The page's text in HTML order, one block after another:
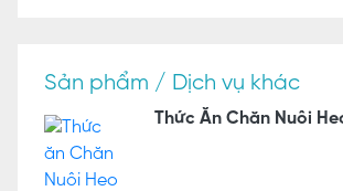
Sản phẩm / Dịch vụ khác
Thức Ăn Chăn Nuôi